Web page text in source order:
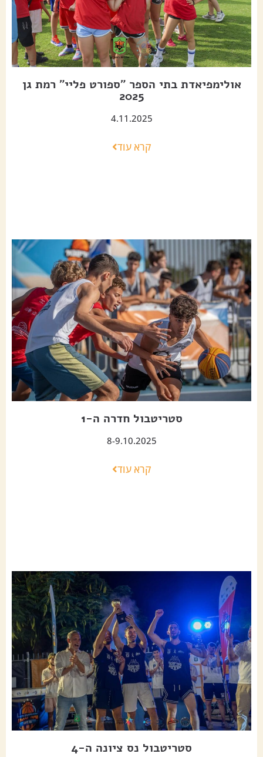
אולימפיאדת בתי הספר "ספורט פליי" רמת גן
2025
4.11.2025
קרא עוד
סטריטבול חדרה ה-1
8-9.10.2025
קרא עוד
סטריטבול נס ציונה ה-4